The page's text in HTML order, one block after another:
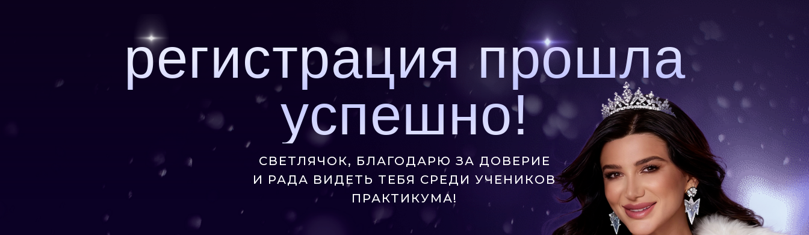
регистрация прошла
успешно!
СВЕТЛЯЧОК, БЛАГОДАРЮ ЗА ДОВЕРИЕ
И РАДА ВИДЕТЬ ТЕБЯ СРЕДИ УЧЕНИКОВ
ПРАКТИКУМА!